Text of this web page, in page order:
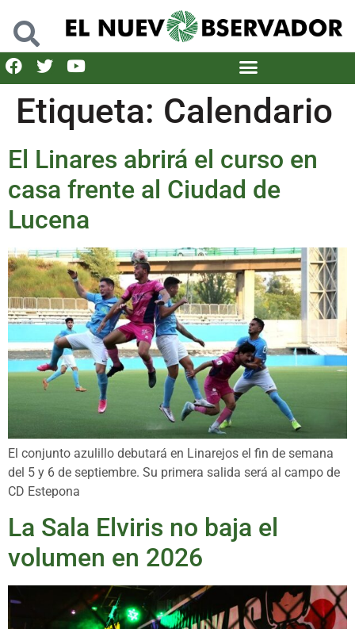
Etiqueta: Calendario
El Linares abrirá el curso en
casa frente al Ciudad de
Lucena
El conjunto azulillo debutará en Linarejos el fin de semana
del 5 y 6 de septiembre. Su primera salida será al campo de
CD Estepona
La Sala Elviris no baja el
volumen en 2026